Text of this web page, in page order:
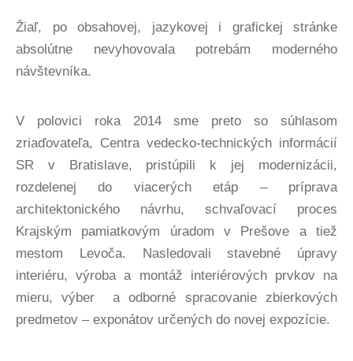
Žiaľ, po obsahovej, jazykovej i grafickej stránke
absolútne nevyhovovala potrebám moderného
návštevníka.
V polovici roka 2014 sme preto so súhlasom
zriaďovateľa, Centra vedecko-technických informácií
SR v Bratislave, pristúpili k jej modernizácii,
rozdelenej do viacerých etáp – príprava
architektonického návrhu, schvaľovací proces
Krajským pamiatkovým úradom v Prešove a tiež
mestom Levoča. Nasledovali stavebné úpravy
interiéru, výroba a montáž interiérových prvkov na
mieru, výber
a odborné spracovanie zbierkových
predmetov – exponátov určených do novej expozície.